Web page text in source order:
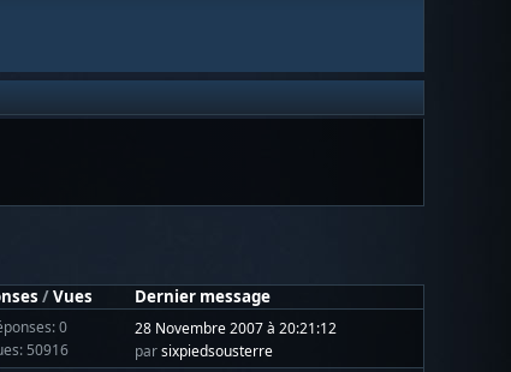
/Vues
Dernier message
0
50916
28 Novembre 2007 à 20:21:12
parsixpiedsousterre